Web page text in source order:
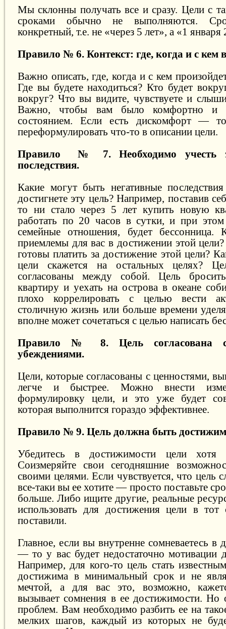
Мы склонны получать все и сразу. Цели с
сроками обычно не выполняются.
конкретный, т.е. не «через 5 лет», а «1 января
Правило № 6. Контекст: где, когда и с кем
Важно описать, где, когда и с кем
Где вы будете находиться? Кто будет
вокруг? Что вы видите, чувствуете и
Важно, чтобы вам было комфортно и
состоянием. Если есть дискомфорт —
переформулировать что-то в описании цели.
Правило № 7. Необходимо учесть
последствия.
Какие могут быть негативные
достигнете эту цель? Например, поставив
то ни стало через 5 лет купить новую
работать по 20 часов в сутки, и при
семейные отношения, будет бессонница.
приемлемы для вас в достижении этой
готовы платить за достижение этой цели?
цели скажется на остальных целях?
согласованы между собой. Цель
квартиру и уехать на острова в океане
плохо коррелировать с целью вести
столичную жизнь или больше времени
вполне может сочетаться с целью написать
Правило № 8. Цель согласована
убеждениями.
Цели, которые согласованы с ценностями,
легче и быстрее. Можно внести
формулировку цели, и это уже будет
которая выполнится гораздо эффективнее.
Правило № 9. Цель должна быть
Убедитесь в достижимости цели хотя
Соизмеряйте свои сегодняшние
своими целями. Если чувствуется, что цель
все-таки вы ее хотите — просто поставьте
больше. Либо ищите другие, реальные
использовать для достижения цели в
поставили.
Главное, если вы внутренне сомневаетесь в
— то у вас будет недостаточно мотивации
Например, для кого-то цель стать
достижима в минимальный срок и не
мечтой, а для вас это, возможно,
вызывает сомнения в ее достижимости. Но
проблем. Вам необходимо разбить ее на
мелких шагов, каждый из которых не